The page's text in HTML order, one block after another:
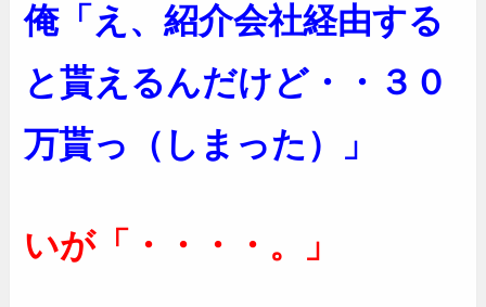
俺「え、紹介会社経由する
と貰えるんだけど・・３０
万貰っ（しまった）」
いが「・・・・。」